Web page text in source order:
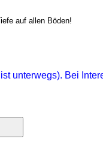
auf allen Böden!
unterwegs). Bei